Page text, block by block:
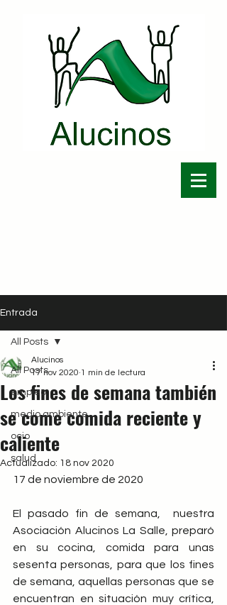
Entrada
All Posts
empleo
medio ambiente
ocio
salud
All Posts
Los fines de semana también
se come comida reciente y
caliente
Alucinos
17 nov 2020 1 min de lectura
Actualizado: 18 nov 2020
17 de noviembre de 2020
El pasado fin de semana,  nuestra
Asociación Alucinos La Salle, preparó
en su cocina, comida para unas
sesenta personas, para que los fines
de semana, aquellas personas que se
encuentran en situación muy crítica,